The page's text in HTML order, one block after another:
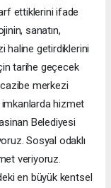
ettiklerini ifade
sanatın,
haline getirdiklerini
tarihe geçecek
merkezi
hizmet
Belediyesi
Sosyal odaklı
veriyoruz.
en büyük kentsel